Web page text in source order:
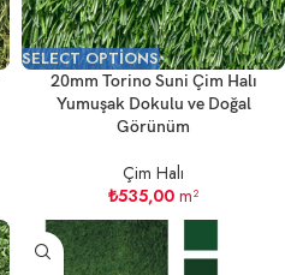
SELECT OPTIONS
20mm Torino Suni Çim Halı
Yumuşak Dokulu ve Doğal
Görünüm
Çim Halı
₺535,00 m²